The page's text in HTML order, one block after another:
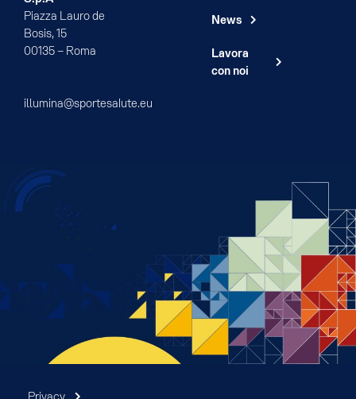
Piazza Lauro de
Bosis, 15
00135 – Roma
illumina@sportesalute.eu
News
Lavora
con noi